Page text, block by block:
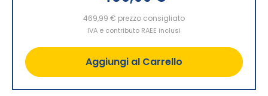
469,99 € prezzo consigliato
IVA e contributo RAEE inclusi
Aggiungi al Carrello